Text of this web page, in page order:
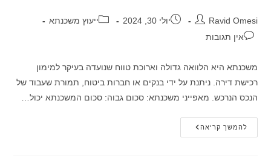
מחבר:
Ravid Omesi פורסם:
יולי 30, 2024 קטגוריה:
ייעוץ משכנתא
תגובות:אין תגובות
משכנתא היא הלוואה גדולה וארוכת טווח שנועדה בעיקר למימון
רכישת דירה. ניתנת על ידי בנקים או חברות ביטוח, תמורת שעבוד של
הנכס הנרכש. מאפייני משכנתא: סכום גבוה: סכום המשכנתא יכול…
להמשך קריאהכמה
הון